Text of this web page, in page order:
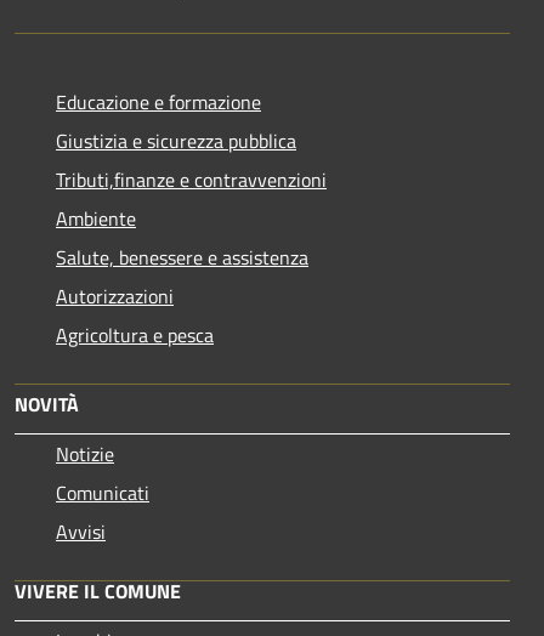
Educazione e formazione
Giustizia e sicurezza pubblica
Tributi,finanze e contravvenzioni
Ambiente
Salute, benessere e assistenza
Autorizzazioni
Agricoltura e pesca
NOVITÀ
Notizie
Comunicati
Avvisi
VIVERE IL COMUNE